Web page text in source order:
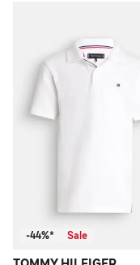
-44%* Sale